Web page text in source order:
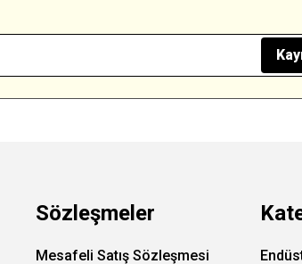
Sözleşmeler
Mesafeli Satış Sözleşmesi